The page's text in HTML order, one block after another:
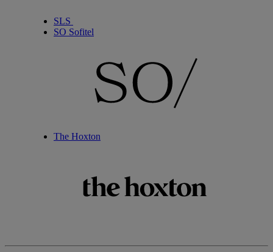
SLS
SO Sofitel
The Hoxton